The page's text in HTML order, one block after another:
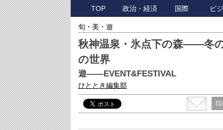
TOP 政治・経済 国際 ビ
旬・美・遊
秋神温泉・氷点下の森――冬
の世界
遊――EVENT&FESTIVAL
ひととき編集部